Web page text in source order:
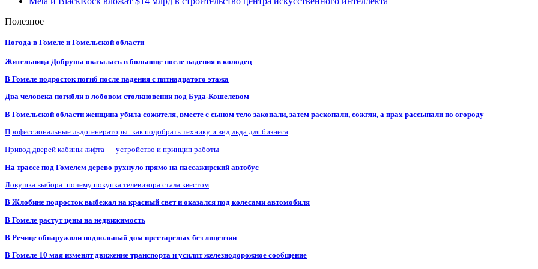
Полезное
Погода в Гомеле и Гомельской области
Жительница Добруша оказалась в больнице после падения в колодец
В Гомеле подросток погиб после падения с пятнадцатого этажа
Два человека погибли в лобовом столкновении под Буда-Кошелевом
В Гомельской области женщина убила сожителя, вместе с сыном тело закопали, затем раскопали, сожгли, а прах рассыпали по огороду
Профессиональные льдогенераторы: как подобрать технику и вид льда для бизнеса
Привод дверей кабины лифта — устройство и принцип работы
На трассе под Гомелем дерево рухнуло прямо на пассажирский автобус
Ловушка выбора: почему покупка телевизора стала квестом
В Жлобине подросток выбежал на красный свет и оказался под колесами автомобиля
В Гомеле растут цены на недвижимость
В Речице обнаружили подпольный дом престарелых без лицензии
В Гомеле 10 мая изменят движение транспорта и усилят железнодорожное сообщение